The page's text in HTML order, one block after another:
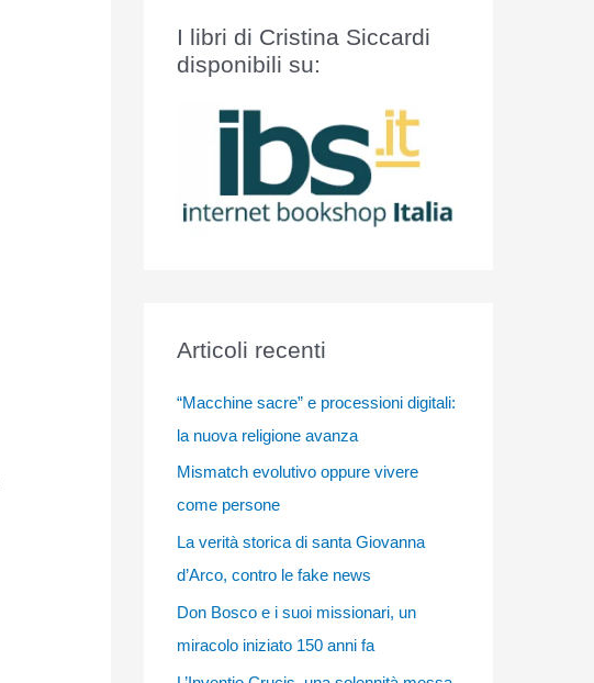
I libri di Cristina Siccardi
disponibili su:
Articoli recenti
“Macchine sacre” e processioni digitali:
la nuova religione avanza
Mismatch evolutivo oppure vivere
come persone
La verità storica di santa Giovanna
d’Arco, contro le fake news
Don Bosco e i suoi missionari, un
miracolo iniziato 150 anni fa